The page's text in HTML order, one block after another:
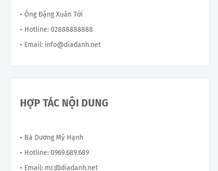
• Ông Đặng Xuân Tới
• Hotline: 02888888888
• Email: info@diadanh.net
HỢP TÁC NỘI DUNG
• Bà Dương Mỹ Hạnh
• Hotline: 0969.689.689
• Email: mc@diadanh.net